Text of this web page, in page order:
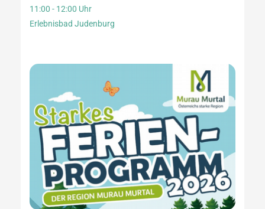
11:00 - 12:00 Uhr
Erlebnisbad Judenburg